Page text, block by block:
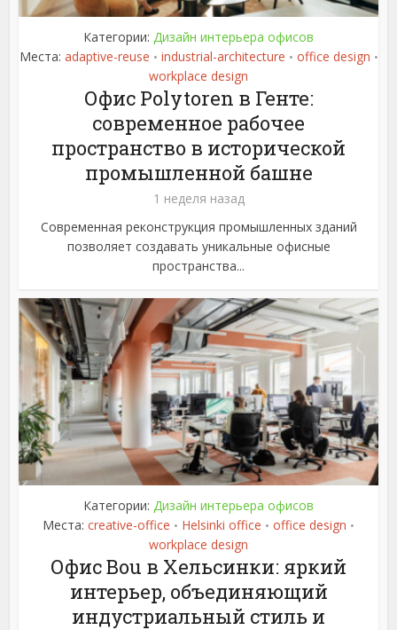
Категории: Дизайн интерьера офисов
Места: adaptive-reuse • industrial-architecture • office design •
workplace design
Офис Polytoren в Генте:
современное рабочее
пространство в исторической
промышленной башне
1 неделя назад
Современная реконструкция промышленных зданий
позволяет создавать уникальные офисные
пространства...
Категории: Дизайн интерьера офисов
Места: creative-office • Helsinki office • office design •
workplace design
Офис Bou в Хельсинки: яркий
интерьер, объединяющий
индустриальный стиль и